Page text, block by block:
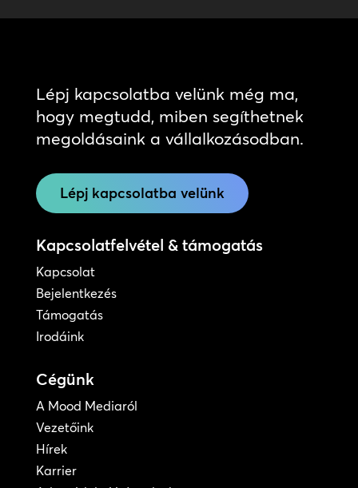
Lépj kapcsolatba velünk még ma,
hogy megtudd, miben segíthetnek
megoldásaink a vállalkozásodban.
Lépj kapcsolatba velünk
Kapcsolatfelvétel & támogatás
Kapcsolat
Bejelentkezés
Támogatás
Irodáink
Cégünk
A Mood Mediaról
Vezetőink
Hírek
Karrier